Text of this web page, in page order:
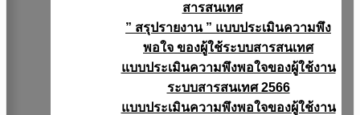
สารสนเทศ
” สรุปรายงาน ” แบบประเมินความพึง
พอใจ ของผู้ใช้ระบบสารสนเทศ
แบบประเมินความพึงพอใจของผู้ใช้งาน
ระบบสารสนเทศ 2566
แบบประเมินความพึงพอใจของผู้ใช้งาน